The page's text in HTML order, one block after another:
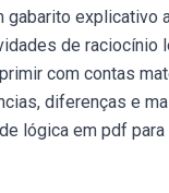
gabarito explicativo
de raciocínio
com contas
diferenças e
lógica em pdf para